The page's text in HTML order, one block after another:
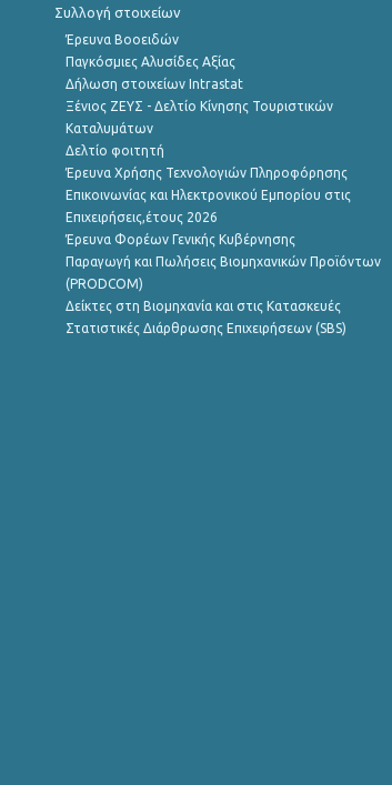
Συλλογή στοιχείων
Έρευνα Βοοειδών
Παγκόσμιες Αλυσίδες Αξίας
Δήλωση στοιχείων Intrastat
Ξένιος ΖΕΥΣ - Δελτίο Κίνησης Τουριστικών
Καταλυμάτων
Δελτίο φοιτητή
Έρευνα Χρήσης Τεχνολογιών Πληροφόρησης
Επικοινωνίας και Ηλεκτρονικού Εμπορίου στις
Επιχειρήσεις,έτους 2026
Έρευνα Φορέων Γενικής Κυβέρνησης
Παραγωγή και Πωλήσεις Βιομηχανικών Προϊόντων
(PRODCOM)
Δείκτες στη Βιομηχανία και στις Κατασκευές
Στατιστικές Διάρθρωσης Επιχειρήσεων (SBS)